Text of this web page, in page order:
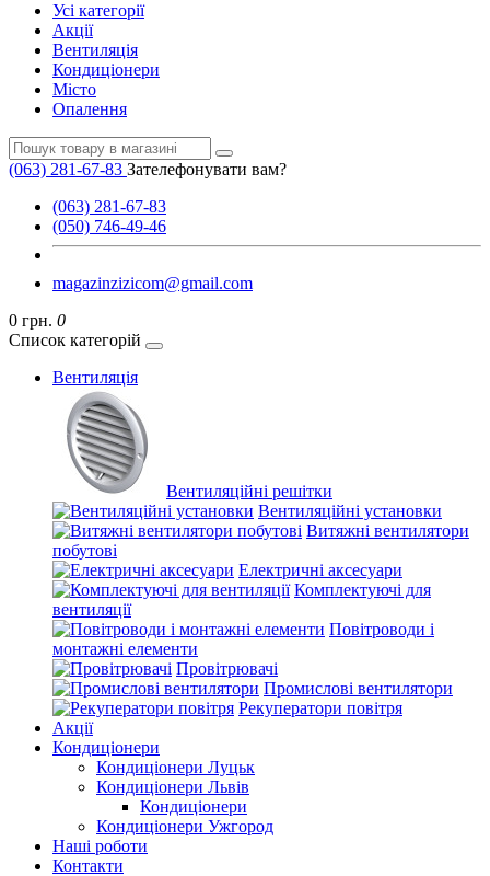
Усі категорії
Акції
Вентиляція
Кондиціонери
Місто
Опалення
(063) 281-67-83 Зателефонувати вам?
(063) 281-67-83
(050) 746-49-46
magazinzizicom@gmail.com
0 грн. 0
Список категорій
Вентиляція
Вентиляційні решітки
Вентиляційні установки
Витяжні вентилятори
побутові
Електричні аксесуари
Комплектуючі для
вентиляції
Повітроводи і
монтажні елементи
Провітрювачі
Промислові вентилятори
Рекуператори повітря
Акції
Кондиціонери
Кондиціонери Луцьк
Кондиціонери Львів
Кондиціонери
Кондиціонери Ужгород
Наші роботи
Контакти